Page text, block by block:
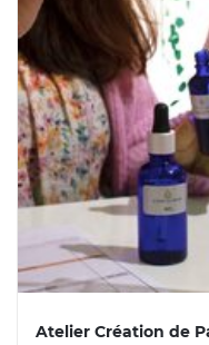
Atelier Création de